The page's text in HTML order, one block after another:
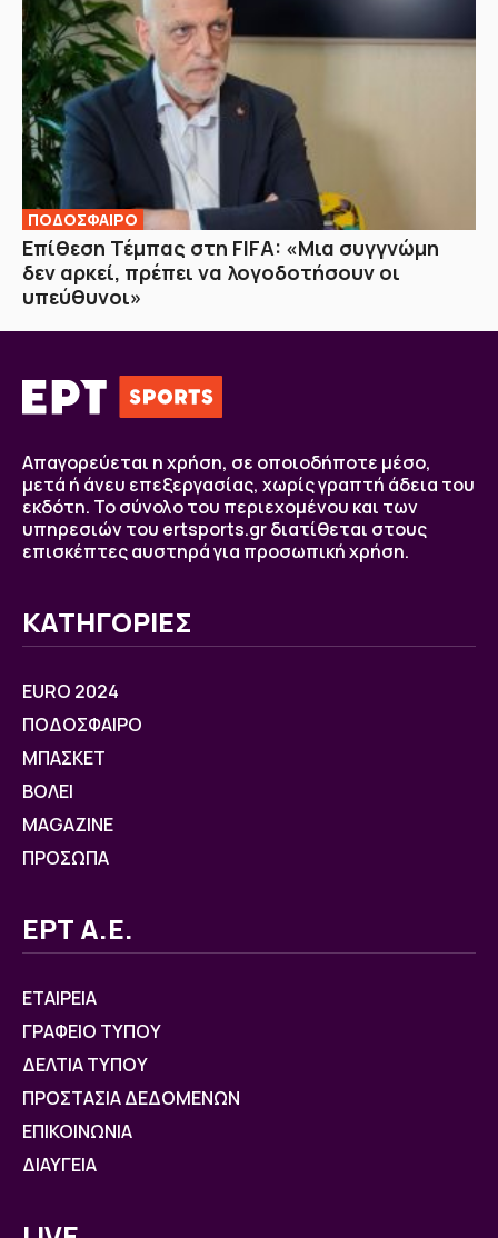
ΠΟΔΟΣΦΑΙΡΟ
Επίθεση Τέμπας στη FIFA: «Μια συγγνώμη
δεν αρκεί, πρέπει να λογοδοτήσουν οι
υπεύθυνοι»
Απαγορεύεται η χρήση, σε οποιοδήποτε μέσο,
μετά ή άνευ επεξεργασίας, χωρίς γραπτή άδεια του
εκδότη. Το σύνολο του περιεχομένου και των
υπηρεσιών του ertsports.gr διατίθεται στους
επισκέπτες αυστηρά για προσωπική χρήση.
ΚΑΤΗΓΟΡΙΕΣ
EURO 2024
ΠΟΔΟΣΦΑΙΡΟ
ΜΠΑΣΚΕΤ
ΒOΛΕΙ
MAGAZINE
ΠΡΟΣΩΠΑ
ΕΡΤ Α.Ε.
ΕΤΑΙΡΕΙΑ
ΓΡΑΦΕΙΟ ΤΥΠΟΥ
ΔΕΛΤΙΑ ΤΥΠΟΥ
ΠΡΟΣΤΑΣΙΑ ΔΕΔΟΜΕΝΩΝ
ΕΠΙΚΟΙΝΩΝΙΑ
ΔΙΑΥΓΕΙΑ